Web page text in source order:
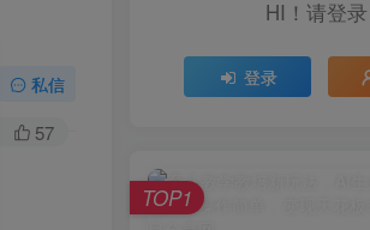
私信
57
频用AI全搞
是问题，每
midjourney
人人都是AI
TOP4
HI！请登录
登录
TOP1